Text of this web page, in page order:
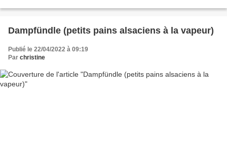
Dampfündle (petits pains alsaciens à la vapeur)
Publié le 22/04/2022 à 09:19
Par christine